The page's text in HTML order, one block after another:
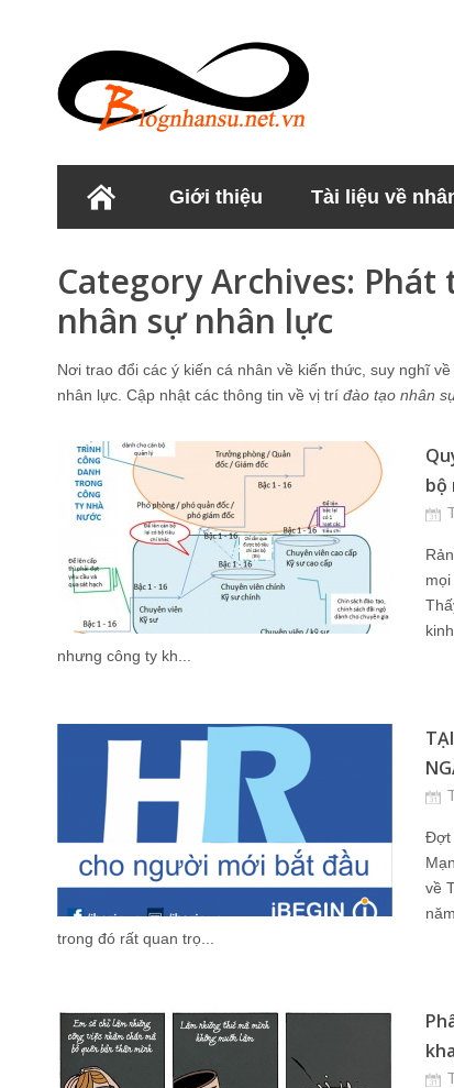
Giới thiệu Tài liệu về
Category Archives: Phát
nhân sự nhân lực
Nơi trao đổi các ý kiến cá nhân về kiến thức, suy nghĩ về
nhân lực. Cập nhật các thông tin về vị trí đào tạo nhân
bộ
nhưng công ty kh...
Đợt
về
trong đó rất quan trọ...